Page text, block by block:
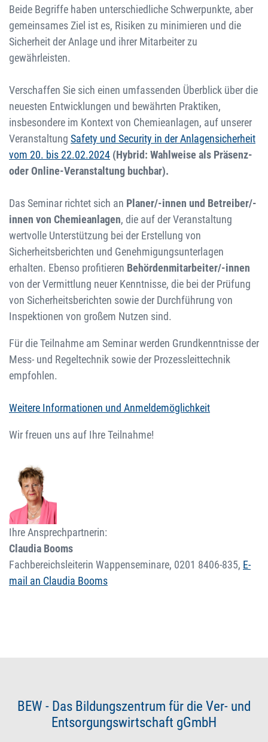
Beide Begriffe haben unterschiedliche Schwerpunkte, aber
gemeinsames Ziel ist es, Risiken zu minimieren und die
Sicherheit der Anlage und ihrer Mitarbeiter zu
gewährleisten.
Verschaffen Sie sich einen umfassenden Überblick über die
neuesten Entwicklungen und bewährten Praktiken,
insbesondere im Kontext von Chemieanlagen, auf unserer
Veranstaltung Safety und Security in der Anlagensicherheit
vom 20. bis 22.02.2024 (Hybrid: Wahlweise als Präsenz-
oder Online-Veranstaltung buchbar).
Das Seminar richtet sich an Planer/-innen und Betreiber/-
innen von Chemieanlagen, die auf der Veranstaltung
wertvolle Unterstützung bei der Erstellung von
Sicherheitsberichten und Genehmigungsunterlagen
erhalten. Ebenso profitieren Behördenmitarbeiter/-innen
von der Vermittlung neuer Kenntnisse, die bei der Prüfung
von Sicherheitsberichten sowie der Durchführung von
Inspektionen von großem Nutzen sind.
Für die Teilnahme am Seminar werden Grundkenntnisse der
Mess- und Regeltechnik sowie der Prozessleittechnik
empfohlen.
Weitere Informationen und Anmeldemöglichkeit
Wir freuen uns auf Ihre Teilnahme!
Ihre Ansprechpartnerin:
Claudia Booms
Fachbereichsleiterin Wappenseminare, 0201 8406-835, E-
mail an Claudia Booms
BEW - Das Bildungszentrum für die Ver- und
Entsorgungswirtschaft gGmbH